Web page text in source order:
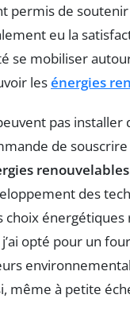
permis de
eu la
se mobiliser
lesénergies
pas installer
de souscrire
renouvelables
des
choix énergétiques
opté pour un
même à petite